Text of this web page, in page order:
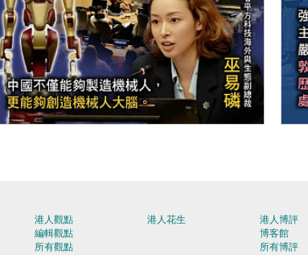
港人觀點
編輯觀點
所有觀點
港人花生
港人博評
博客館
所有博評